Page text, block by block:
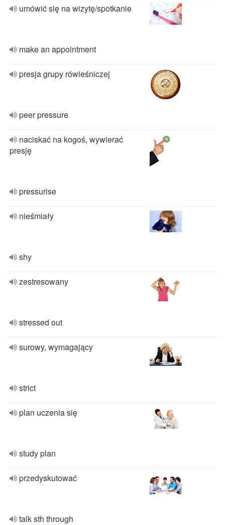
umówić się na wizytę/spotkanie
make an appointment
presja grupy rówieśniczej
peer pressure
naciskać na kogoś, wywierać
presję
pressurise
nieśmiały
shy
zestresowany
stressed out
surowy, wymagający
strict
plan uczenia się
study plan
przedyskutować
talk sth through